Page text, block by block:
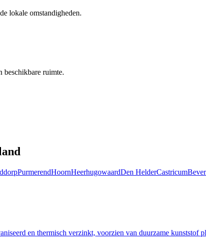
lokale omstandigheden.
beschikbare ruimte.
PurmerendHoornHeerhugowaardDen HelderCastricum
en thermisch verzinkt, voorzien van duurzame kunststof